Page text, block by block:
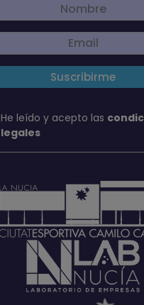
He leído y acepto las
legales